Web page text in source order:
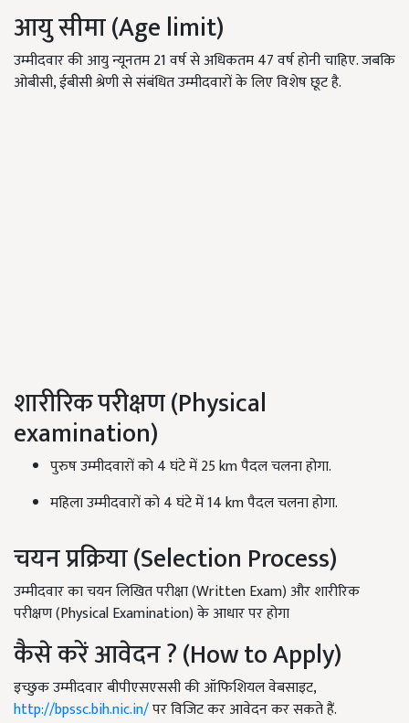
आयु सीमा (Age limit)
उम्मीदवार की आयु न्यूनतम 21 वर्ष से अधिकतम 47 वर्ष होनी चाहिए. जबकि
ओबीसी, ईबीसी श्रेणी से संबंधित उम्मीदवारों के लिए विशेष छूट है.
शारीरिक परीक्षण (Physical
examination)
पुरुष उम्मीदवारों को 4 घंटे में 25 km पैदल चलना होगा.
महिला उम्मीदवारों को 4 घंटे में 14 km पैदल चलना होगा.
चयन प्रक्रिया (Selection Process)
उम्मीदवार का चयन लिखित परीक्षा (Written Exam) और शारीरिक
परीक्षण (Physical Examination) के आधार पर होगा
कैसे करें आवेदन ? (How to Apply)
इच्छुक उम्मीदवार बीपीएसएससी की ऑफिशियल वेबसाइट,
http://bpssc.bih.nic.in/पर विजिट कर आवेदन कर सकते हैं.